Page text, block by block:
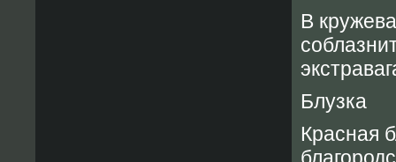
В
Блузка
Красная